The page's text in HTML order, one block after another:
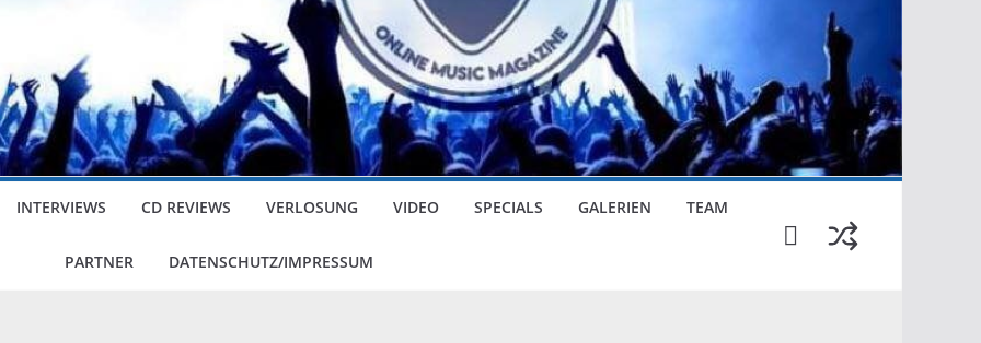
INTERVIEWS CD REVIEWS VERLOSUNG VIDEO SPECIALS GALERIEN TEAM
PARTNER DATENSCHUTZ/IMPRESSUM